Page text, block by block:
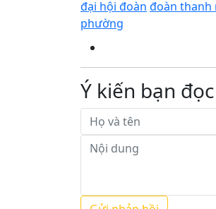
đại hội đoàn đoàn thanh
phường
Ý kiến bạn đọc